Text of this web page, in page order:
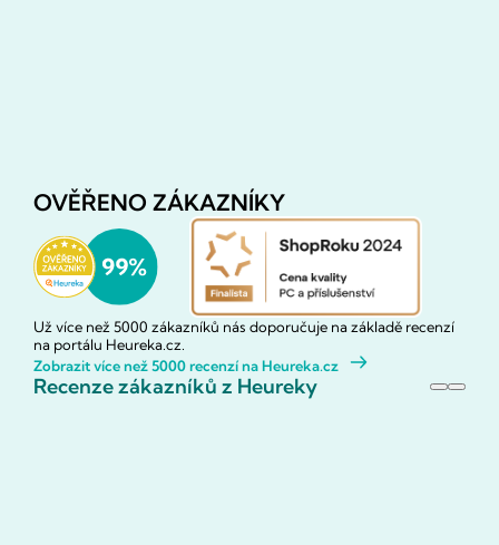
OVĚŘENO ZÁKAZNÍKY
Už více než 5000 zákazníků nás doporučuje na základě recenzí
na portálu Heureka.cz.
Zobrazit více než 5000 recenzí na Heureka.cz
Recenze zákazníků z Heureky